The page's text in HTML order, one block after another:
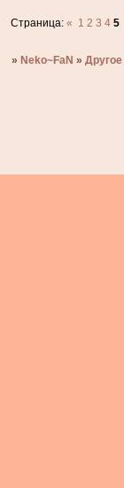
Страница:« 1 2 3 4 5
»Neko~FaN »Другое